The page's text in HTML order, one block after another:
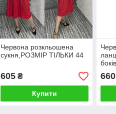
Червона розкльошена
сукня,РОЗМІР ТІЛЬКИ 44
605₴
Купити
660